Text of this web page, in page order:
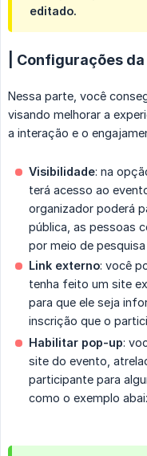
editado.
| Configurações
Nessa parte, você
visando melhorar a
a interação e o
Visibilidade: na
terá acesso ao
organizador poderá
pública, as pessoas
por meio de
Link externo: você
tenha feito um site
para que ele seja
inscrição que o
Habilitar pop-up:
site do evento,
participante para
como o exemplo